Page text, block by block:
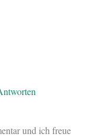
und ich freue